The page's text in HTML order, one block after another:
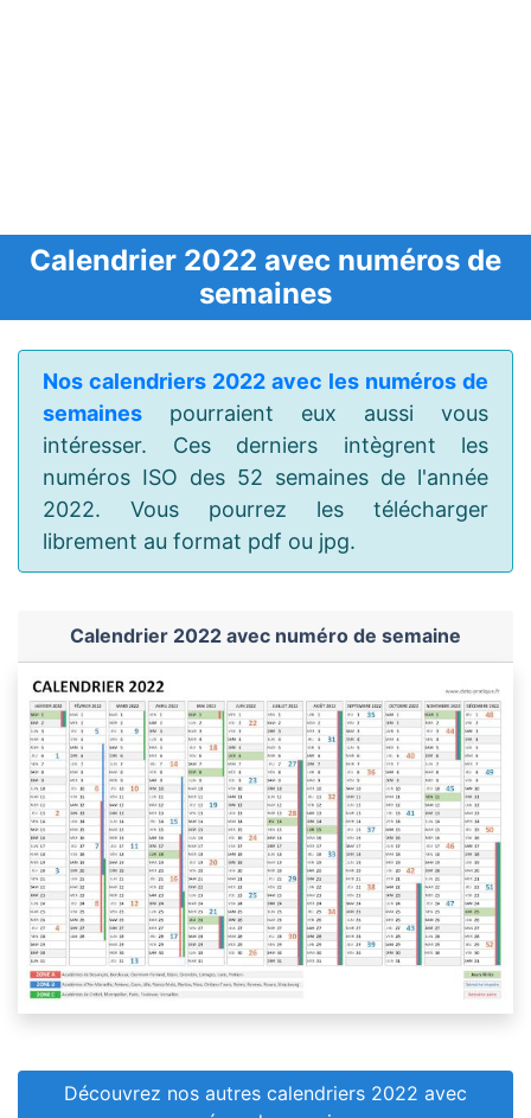
Calendrier 2022 avec numéros de
semaines
Nos calendriers 2022 avec les numéros de
semaines pourraient eux aussi vous
intéresser. Ces derniers intègrent les
numéros ISO des 52 semaines de l'année
2022. Vous pourrez les télécharger
librement au format pdf ou jpg.
Calendrier 2022 avec numéro de semaine
Découvrez nos autres calendriers 2022 avec